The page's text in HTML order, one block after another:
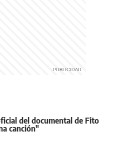
del documental de Fito
canción"